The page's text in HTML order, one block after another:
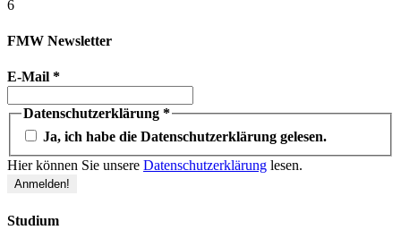
6
FMW Newsletter
E-Mail *
Datenschutzerklärung *
Ja, ich habe die Datenschutzerklärung gelesen.
Hier können Sie unsere Datenschutzerklärung lesen.
Studium